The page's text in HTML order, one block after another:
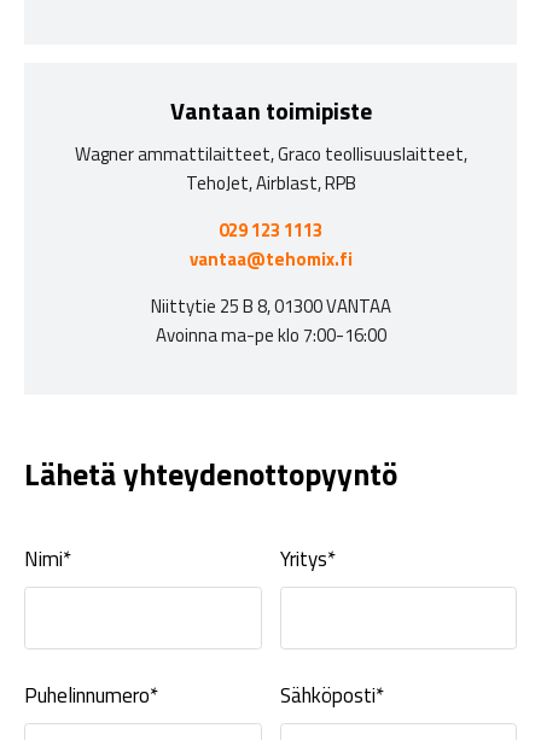
Vantaan toimipiste
Wagner ammattilaitteet, Graco teollisuuslaitteet,
TehoJet, Airblast, RPB
029 123 1113
vantaa@tehomix.fi
Niittytie 25 B 8, 01300 VANTAA
Avoinna ma-pe klo 7:00-16:00
Lähetä yhteydenottopyyntö
Nimi* Yritys*
Puhelinnumero* Sähköposti*